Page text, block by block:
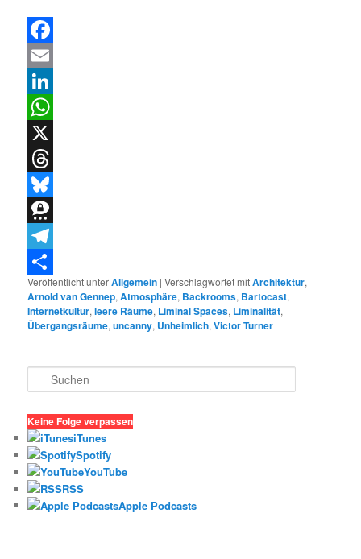
Facebook
Email
LinkedIn
WhatsApp
X
Threads
Bluesky
Threema
Telegram
Teilen
Veröffentlicht unterAllgemein |Verschlagwortet mitArchitektur,
Arnold van Gennep,Atmosphäre, Backrooms, Bartocast,
Internetkultur,leere Räume, Liminal Spaces, Liminalität,
Übergangsräume,uncanny, Unheimlich,Victor Turner
u
h
e
n
Keine Folge verpassen
iTunes
Spotify
YouTube
RSS
Apple Podcasts